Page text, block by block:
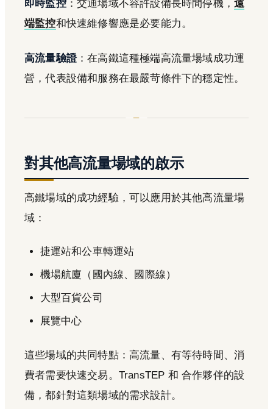
即時監控：交通場域不容許設備長時間停機，遠
端監控和快速維修響應是必要能力。
高流量驗證：在高鐵這種極端高流量場域成功運
營，代表設備和服務在最嚴苛條件下的穩定性。
對其他高流量場域的啟示
高鐵場域的成功經驗，可以應用於其他高流量場
域：
捷運站和公車轉運站
機場航廈（國內線、國際線）
大型百貨公司
展覽中心
這些場域的共同特點：高流量、有等待時間、消
費者需要快速交易。TransTEP 和 合作夥伴的設
備，都針對這類場域的需求設計。